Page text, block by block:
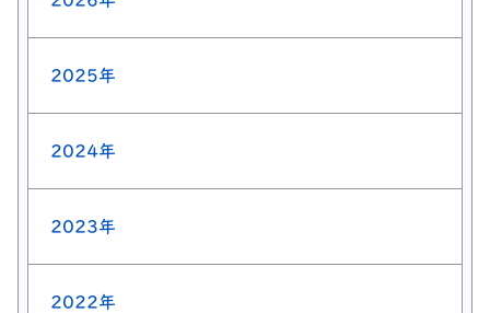
2025年
2024年
2023年
2022年